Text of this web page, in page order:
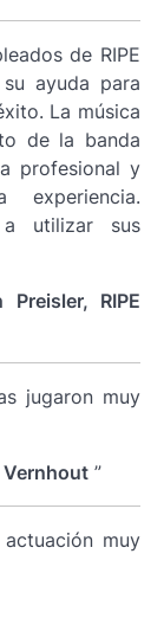
de RIPE
ayuda para
La música
de la banda
profesional y
a utilizar sus
Preisler, RIPE
jugaron muy
”
muy